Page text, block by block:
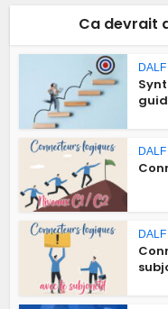
Ca devrait
DALF